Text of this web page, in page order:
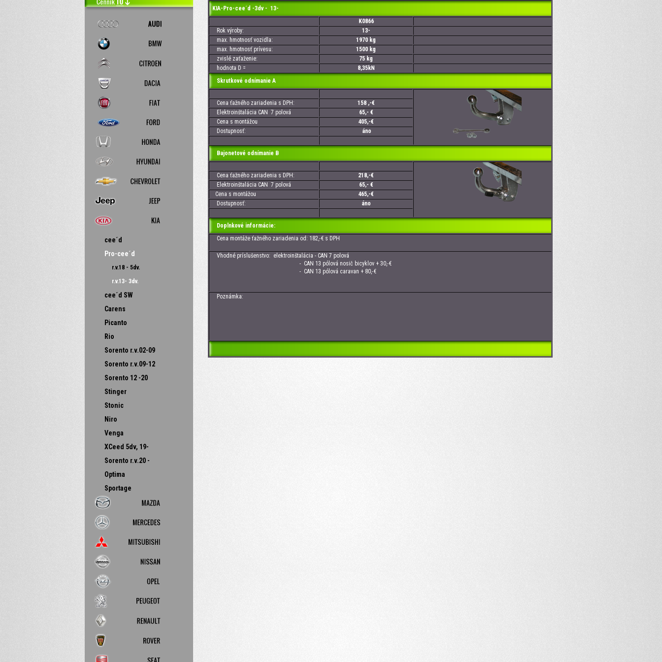
cee´d
Pro-cee´d
r.v.18 - 5dv.
r.v.13- 3dv.
cee´d SW
Carens
Picanto
Rio
Sorento r.v.02-09
Sorento r.v.09-12
Sorento 12 -20
Stinger
Stonic
Niro
Venga
XCeed 5dv, 19-
Sorento r.v.20 -
Optima
Sportage
KIA-Pro-cee´d -3dv - 13-
K0866
Rok výroby:
13-
max. hmotnosť vozidla:
1970 kg
max. hmotnosť prívesu:
1500 kg
zvislé zaťaženie:
75 kg
hodnota D =
8,35kN
Skrutkové odnímanie A
Cena ťažného zariadenia s DPH:
158 ,-€
Elektroinštalácia CAN 7 polová
65,- €
Cena s montážou
405,-€
Dostupnosť:
áno
Bajonetové odnímanie B
Cena ťažného zariadenia s DPH:
218,-€
Elektroinštalácia CAN 7 polová
65,- €
Cena s montážou
465,-€
Dostupnosť:
áno
Doplnkové informácie:
Cena montáže ťažného zariadenia od: 182,-€ s DPH
Vhodné príslušenstvo: elektroinštalácia - CAN 7 polová
- CAN 13 pólová nosič bicyklov + 30,-€
- CAN 13 pólová caravan + 80,-€
Poznámka: